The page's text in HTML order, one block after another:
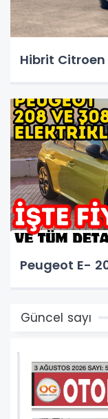
Peugeot E-
Güncel sayı